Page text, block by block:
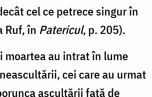
cel ce petrece singur în
Ruf, în Patericul, p. 205).
moartea au intrat în lume
cei care au ur­mat
ascultării față de